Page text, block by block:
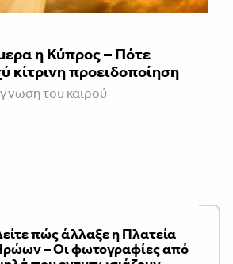
η Κύπρος – Πότε
κίτρινη προειδοποίηση
του καιρού
πώς άλλαξε η Πλατεία
– Οι φωτογραφίες από